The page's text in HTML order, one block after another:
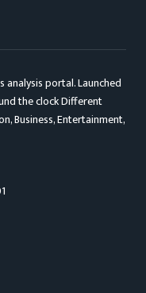
analysis portal. Launched
the clock Different
Business, Entertainment,